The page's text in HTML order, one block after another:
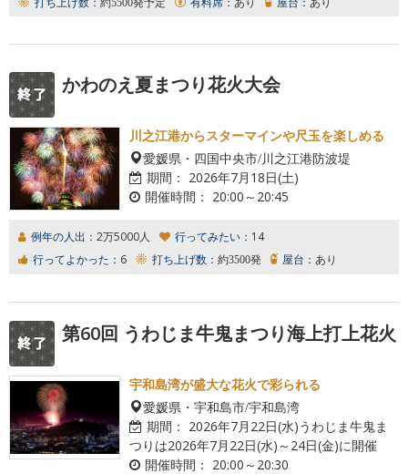
かわのえ夏まつり花火大会
川之江港からスターマインや尺玉を楽しめる
愛媛県・四国中央市/川之江港防波堤
期間： 2026年7月18日(土)
開催時間： 20:00～20:45
例年の人出： 2万5000人 行ってみたい： 14
行ってよかった： 6 打ち上げ数： 約3500発 屋台： あり
第60回 うわじま牛鬼まつり海上打上花火
宇和島湾が盛大な花火で彩られる
愛媛県・宇和島市/宇和島湾
期間： 2026年7月22日(水)うわじま牛鬼ま
つりは2026年7月22日(水)～24日(金)に開催
開催時間： 20:00～20:30